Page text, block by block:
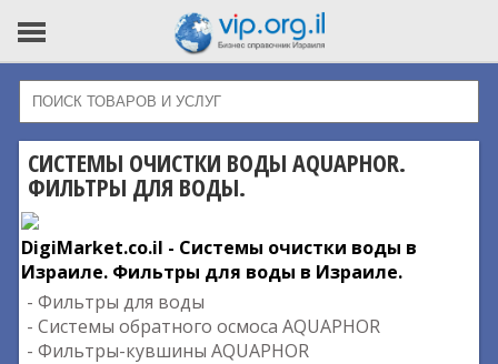
СИСТЕМЫ ОЧИСТКИ ВОДЫ AQUAPHOR.
ФИЛЬТРЫ ДЛЯ ВОДЫ.
DigiMarket.co.il - Системы очистки воды в
Израиле. Фильтры для воды в Израиле.
- Фильтры для воды
- Системы обратного осмоса AQUAPHOR
- Фильтры-кувшины AQUAPHOR